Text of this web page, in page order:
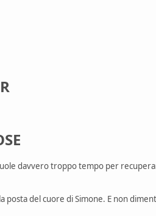
davvero troppo tempo per
del cuore di Simone. E non